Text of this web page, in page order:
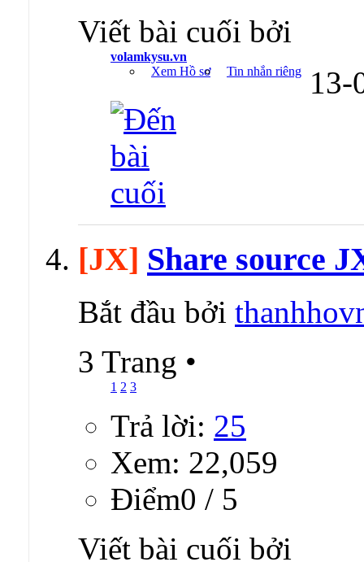
Viết bài cuối bởi
volamkysu.vn
Xem Hồ sơ
Tin nhắn riêng
[JX] Share source
Bắt đầu bởi
3 Trang •
1 2 3
Trả lời: 25
Xem: 22,059
Ðiểm0 / 5
Viết bài cuối bởi